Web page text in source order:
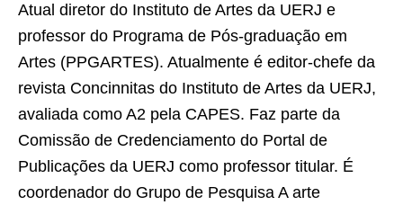
Atual diretor do Instituto de Artes da UERJ e
professor do Programa de Pós-graduação em
Artes (PPGARTES). Atualmente é editor-chefe da
revista Concinnitas do Instituto de Artes da UERJ,
avaliada como A2 pela CAPES. Faz parte da
Comissão de Credenciamento do Portal de
Publicações da UERJ como professor titular. É
coordenador do Grupo de Pesquisa A arte